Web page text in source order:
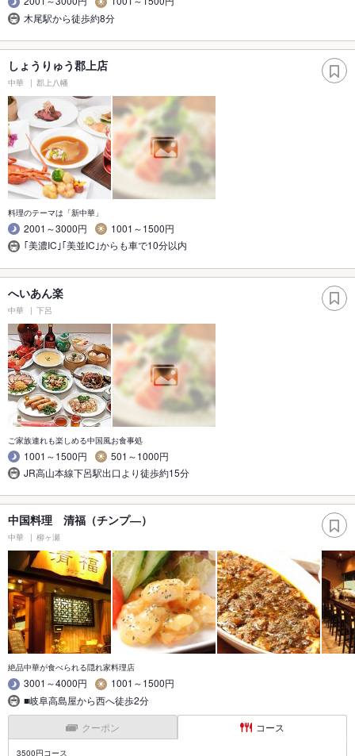
木尾駅から徒歩約8分
しょうりゅう郡上店
中華 郡上八幡
料理のテーマは「新中華」
2001～3000円
1001～1500円
｢美濃IC｣｢美並IC｣からも車で10分以内
へいあん楽
中華 下呂
ご家族連れも楽しめる中国風お食事処
1001～1500円
501～1000円
JR高山本線下呂駅出口より徒歩約15分
中国料理 清福（チンプ―）
中華 柳ヶ瀬
絶品中華が食べられる隠れ家料理店
3001～4000円
1001～1500円
■岐阜高島屋から西へ徒歩2分
クーポン コース
3500円コース